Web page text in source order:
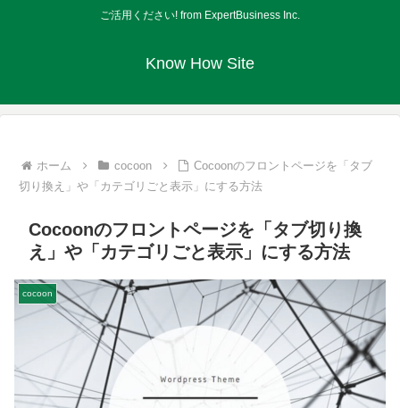
ご活用ください! from ExpertBusiness Inc.
Know How Site
ホーム cocoon
Cocoonのフロントページを「タブ
切り換え」や「カテゴリごと表示」にする方法
Cocoonのフロントページを「タブ切り換
え」や「カテゴリごと表示」にする方法
cocoon